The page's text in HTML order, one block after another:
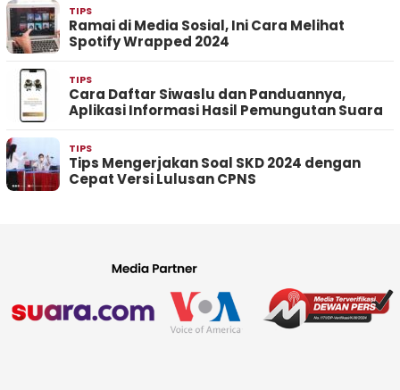
TIPS
Ramai di Media Sosial, Ini Cara Melihat
Spotify Wrapped 2024
TIPS
Cara Daftar Siwaslu dan Panduannya,
Aplikasi Informasi Hasil Pemungutan Suara
TIPS
Tips Mengerjakan Soal SKD 2024 dengan
Cepat Versi Lulusan CPNS